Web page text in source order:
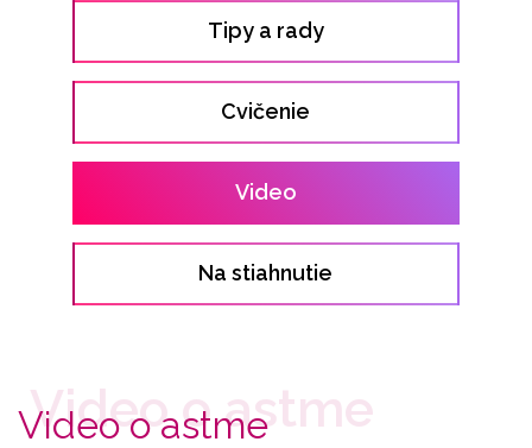
Tipy a rady
Cvičenie
Video
Na stiahnutie
Video o astme